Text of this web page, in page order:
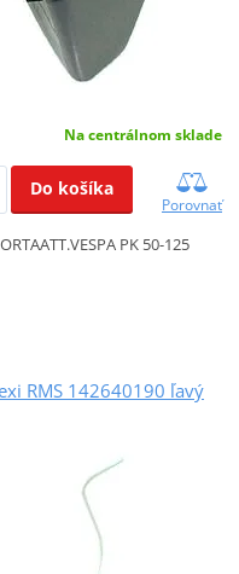
Na centrálnom sklade
Do košíka
Porovnať
PK 50-125
RMS 142640190 ľavý